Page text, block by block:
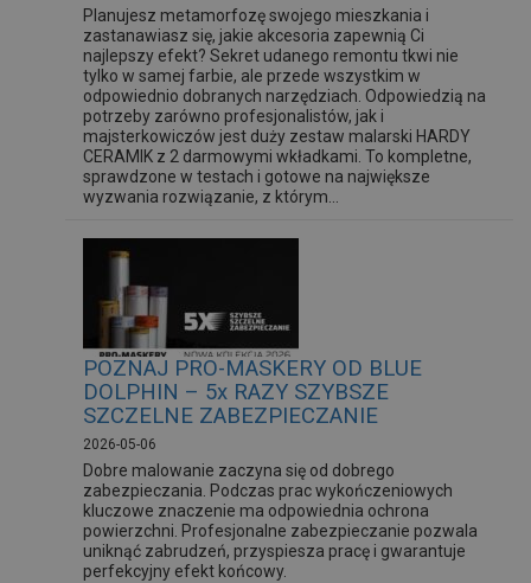
Planujesz metamorfozę swojego mieszkania i
zastanawiasz się, jakie akcesoria zapewnią Ci
najlepszy efekt? Sekret udanego remontu tkwi nie
tylko w samej farbie, ale przede wszystkim w
odpowiednio dobranych narzędziach. Odpowiedzią na
potrzeby zarówno profesjonalistów, jak i
majsterkowiczów jest duży zestaw malarski HARDY
CERAMIK z 2 darmowymi wkładkami. To kompletne,
sprawdzone w testach i gotowe na największe
wyzwania rozwiązanie, z którym...
POZNAJ PRO-MASKERY OD BLUE
DOLPHIN – 5x RAZY SZYBSZE
SZCZELNE ZABEZPIECZANIE
2026-05-06
Dobre malowanie zaczyna się od dobrego
zabezpieczania. Podczas prac wykończeniowych
kluczowe znaczenie ma odpowiednia ochrona
powierzchni. Profesjonalne zabezpieczanie pozwala
uniknąć zabrudzeń, przyspiesza pracę i gwarantuje
perfekcyjny efekt końcowy.